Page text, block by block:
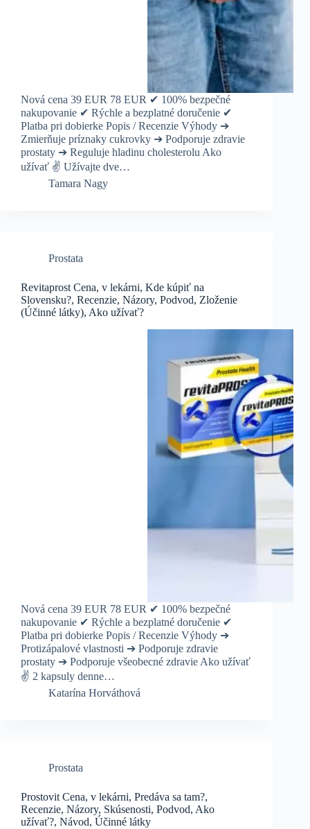
Nová cena 39 EUR 78 EUR ✔ 100% bezpečné
nakupovanie ✔ Rýchle a bezplatné doručenie ✔
Platba pri dobierke Popis / Recenzie Výhody ➔
Zmierňuje príznaky cukrovky ➔ Podporuje zdravie
prostaty ➔ Reguluje hladinu cholesterolu Ako
užívať ✌️ Užívajte dve…
Tamara Nagy
Prostata
Revitaprost Cena, v lekárni, Kde kúpiť na
Slovensku?, Recenzie, Názory, Podvod, Zloženie
(Účinné látky), Ako užívať?
Nová cena 39 EUR 78 EUR ✔ 100% bezpečné
nakupovanie ✔ Rýchle a bezplatné doručenie ✔
Platba pri dobierke Popis / Recenzie Výhody ➔
Protizápalové vlastnosti ➔ Podporuje zdravie
prostaty ➔ Podporuje všeobecné zdravie Ako užívať
✌️ 2 kapsuly denne…
Katarína Horváthová
Prostata
Prostovit Cena, v lekárni, Predáva sa tam?,
Recenzie, Názory, Skúsenosti, Podvod, Ako
užívať?, Návod, Účinné látky